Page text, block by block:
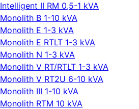
Intelligent II RM 0,5-1 kVA
Monolith B 1-10 kVA
Monolith E 1-3 kVA
Monolith E RTLT 1-3 kVA
Monolith N 1-3 kVA
Monolith V RT/RTLT 1-3 kVA
Monolith V RT2U 6-10 kVA
Monolith III 1-10 kVA
Monolith RTM 10 kVA